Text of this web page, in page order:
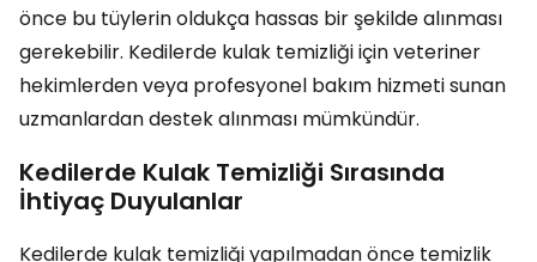
önce bu tüylerin oldukça hassas bir şekilde alınması
gerekebilir. Kedilerde kulak temizliği için veteriner
hekimlerden veya profesyonel bakım hizmeti sunan
uzmanlardan destek alınması mümkündür.
Kedilerde Kulak Temizliği Sırasında
İhtiyaç Duyulanlar
Kedilerde kulak temizliği yapılmadan önce temizlik